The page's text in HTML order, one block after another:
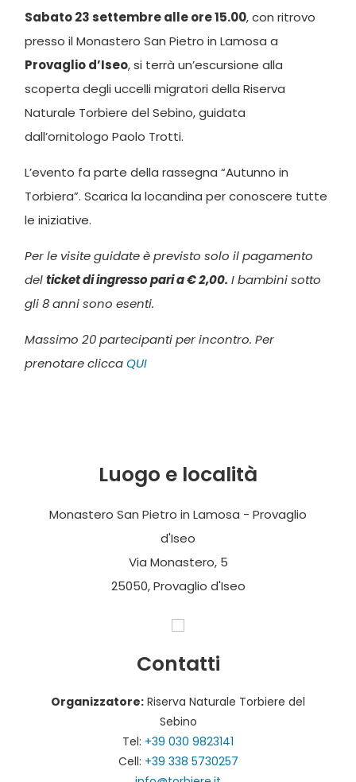
Sabato 23 settembre alle ore 15.00, con ritrovo
presso il Monastero San Pietro in Lamosa a
Provaglio d’Iseo, si terrà un’escursione alla
scoperta degli uccelli migratori della Riserva
Naturale Torbiere del Sebino, guidata
dall’ornitologo Paolo Trotti.
L’evento fa parte della rassegna “Autunno in
Torbiera”. Scarica la locandina per conoscere tutte
le iniziative.
Per le visite guidate è previsto solo il pagamento
delticket di ingresso pari a € 2,00. I bambini sotto
gli 8 anni sono esenti.
Massimo 20 partecipanti per incontro. Per
prenotare cliccaQUI
Luogo e località
Monastero San Pietro in Lamosa - Provaglio
d'Iseo
Via Monastero, 5
25050, Provaglio d'Iseo
Contatti
Organizzatore: Riserva Naturale Torbiere del
Sebino
Tel: +39 030 9823141
Cell: +39 338 5730257